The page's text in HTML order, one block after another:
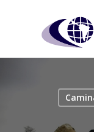
content